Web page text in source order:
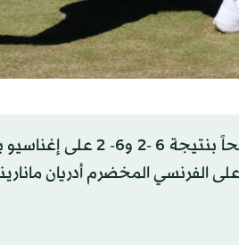
وسيواجه في الدور المقبل
المخضرم أدريان مانارينو